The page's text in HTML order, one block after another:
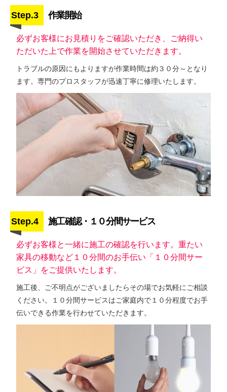
Step.3 作業開始
必ずお客様にお見積りをご確認いただき、ご納得い
ただいた上で作業を開始させていただきます。
トラブルの原因にもよりますが作業時間は約３０分～となり
ます。専門のプロスタッフが迅速丁寧に修理いたします。
Step.4 施工確認・１０分間サービス
必ずお客様と一緒に施工の確認を行います。重たい
家具の移動など１０分間のお手伝い「１０分間サー
ビス」をご提供いたします。
施工後、ご不明点がございましたらその場でお気軽にご相談
ください。１０分間サービスはご家庭内で１０分程度でお手
伝いできる作業を行わせていただきます。